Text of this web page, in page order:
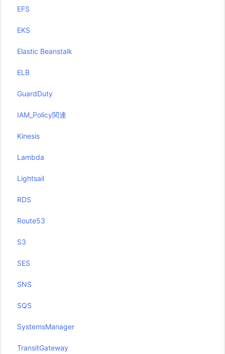
EFS
EKS
Elastic Beanstalk
ELB
GuardDuty
IAM_Policy関連
Kinesis
Lambda
Lightsail
RDS
Route53
S3
SES
SNS
SQS
SystemsManager
TransitGateway